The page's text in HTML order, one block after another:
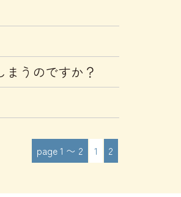
うのですか？
page 1 〜 2 1 2